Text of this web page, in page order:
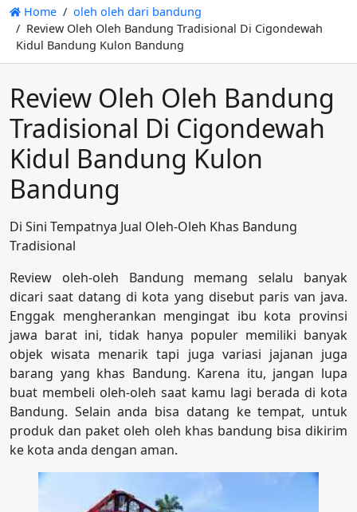
Home
oleh oleh dari bandung
Review Oleh Oleh Bandung Tradisional Di Cigondewah
Kidul Bandung Kulon Bandung
Review Oleh Oleh Bandung
Tradisional Di Cigondewah
Kidul Bandung Kulon
Bandung
Di Sini Tempatnya Jual Oleh-Oleh Khas Bandung
Tradisional
Review oleh-oleh Bandung memang selalu banyak
dicari saat datang di kota yang disebut paris van java.
Enggak mengherankan mengingat ibu kota provinsi
jawa barat ini, tidak hanya populer memiliki banyak
objek wisata menarik tapi juga variasi jajanan juga
barang yang khas Bandung. Karena itu, jangan lupa
buat membeli oleh-oleh saat kamu lagi berada di kota
Bandung. Selain anda bisa datang ke tempat, untuk
produk dan paket oleh oleh khas bandung bisa dikirim
ke kota anda dengan aman.